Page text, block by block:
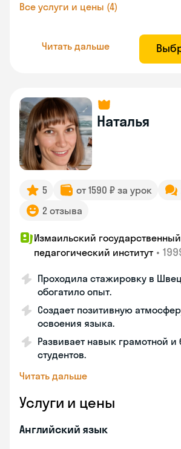
Все услуги и цены (4)
Читать дальше
Наталья
5 от 1590 ₽ за урок
2 отзыва
Измаильский государственный
педагогический институт •
Проходила стажировку в
обогатило опыт.
Создает позитивную
освоения языка.
Развивает навык грамотной и
студентов.
Читать дальше
Услуги и цены
Английский язык